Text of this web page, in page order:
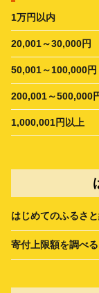
1万円以内
20,001～30,000円
50,001～100,000円
200,001～500,000
1,000,001円以上
はじめてのふるさ
寄付上限額を調べる